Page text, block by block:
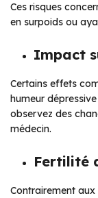
Ces risques
en surpoids ou
Impact
Certains effets
humeur
observez des
médecin.
Fertilité
Contrairement aux